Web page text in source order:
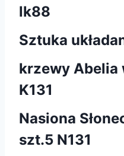
lk88
Sztuka
krzewy Abelia
K131
Nasiona
szt.5 N131